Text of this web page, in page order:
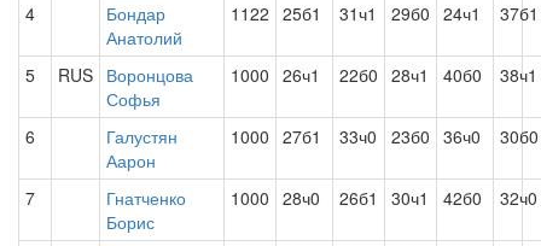
4
Бондар
Анатолий
1122 25б1 31ч1 29б0 24ч1 37б1
5 RUS Воронцова
Софья
1000 26ч1 22б0 28ч1 40б0 38ч1
6
Галустян
Аарон
1000 27б1 33ч0 23б0 36ч0 30б0
7
Гнатченко
Борис
1000 28ч0 26б1 30ч1 42б0 32ч0